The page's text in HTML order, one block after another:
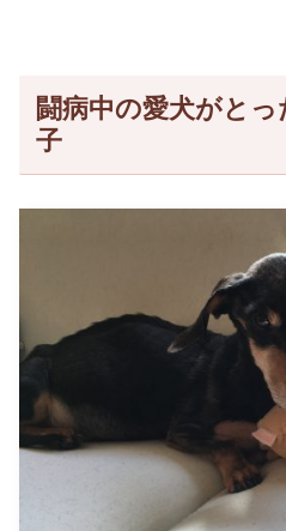
闘病中の愛犬がと
子